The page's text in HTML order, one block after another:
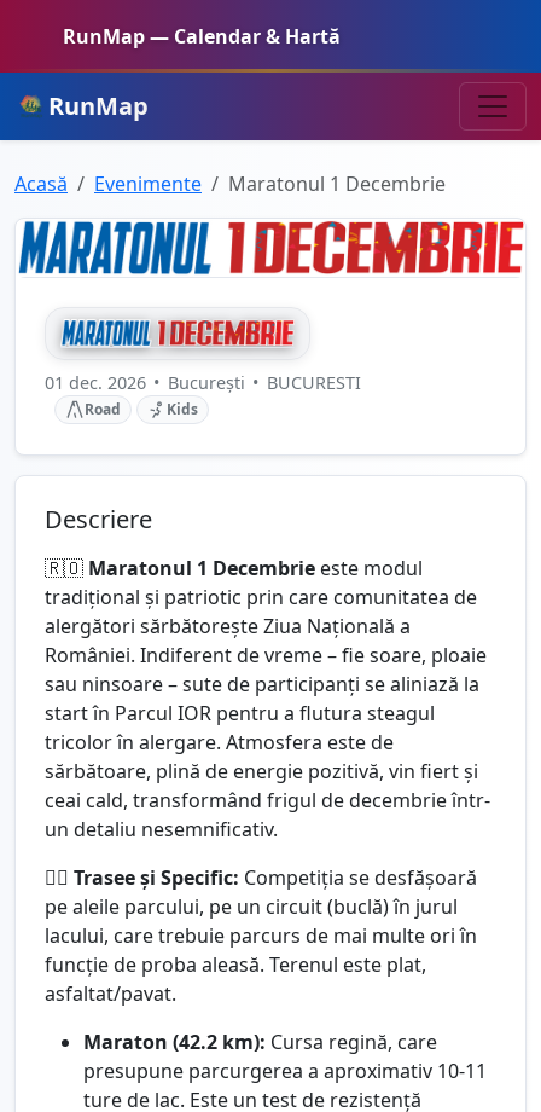
RunMap — Calendar & Hartă
RunMap
Acasă Evenimente Maratonul 1 Decembrie
01 dec. 2026 • București • BUCURESTI
Road Kids
Descriere
🇷🇴 Maratonul 1 Decembrie este modul
tradițional și patriotic prin care comunitatea de
alergători sărbătorește Ziua Națională a
României. Indiferent de vreme – fie soare, ploaie
sau ninsoare – sute de participanți se aliniază la
start în Parcul IOR pentru a flutura steagul
tricolor în alergare. Atmosfera este de
sărbătoare, plină de energie pozitivă, vin fiert și
ceai cald, transformând frigul de decembrie într-
un detaliu nesemnificativ.
🏃‍♂️ Trasee și Specific: Competiția se desfășoară
pe aleile parcului, pe un circuit (buclă) în jurul
lacului, care trebuie parcurs de mai multe ori în
funcție de proba aleasă. Terenul este plat,
asfaltat/pavat.
Maraton (42.2 km): Cursa regină, care
presupune parcurgerea a aproximativ 10-11
ture de lac. Este un test de rezistență